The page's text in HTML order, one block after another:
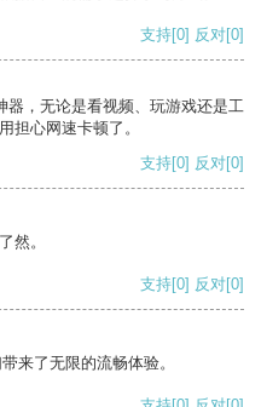
支持[0] 反对[0]
器，无论是看视频、玩游戏还是工
担心网速卡顿了。
支持[0] 反对[0]
然。
支持[0] 反对[0]
来了无限的流畅体验。